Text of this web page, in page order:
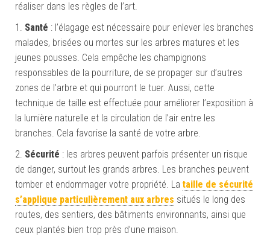
réaliser dans les règles de l’art.
1. Santé : l’élagage est nécessaire pour enlever les branches
malades, brisées ou mortes sur les arbres matures et les
jeunes pousses. Cela empêche les champignons
responsables de la pourriture, de se propager sur d’autres
zones de l’arbre et qui pourront le tuer. Aussi, cette
technique de taille est effectuée pour améliorer l’exposition à
la lumière naturelle et la circulation de l’air entre les
branches. Cela favorise la santé de votre arbre.
2. Sécurité : les arbres peuvent parfois présenter un risque
de danger, surtout les grands arbres. Les branches peuvent
tomber et endommager votre propriété. La taille de sécurité
s’applique particulièrement aux arbres situés le long des
routes, des sentiers, des bâtiments environnants, ainsi que
ceux plantés bien trop près d’une maison.